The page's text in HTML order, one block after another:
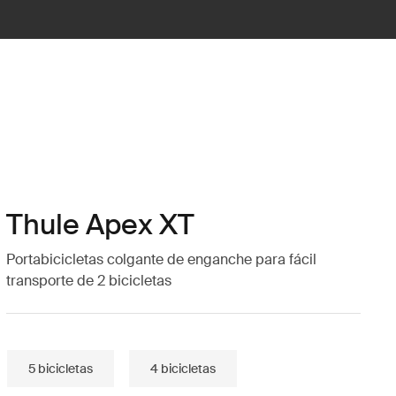
Thule Apex XT
Portabicicletas colgante de enganche para fácil
transporte de 2 bicicletas
5 bicicletas 4 bicicletas